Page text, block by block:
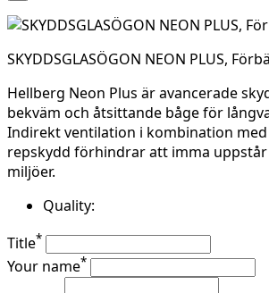
SKYDDSGLASÖGON NEON PLUS,
Hellberg Neon Plus är avancerade
bekväm och åtsittande båge för
Indirekt ventilation i kombination
repskydd förhindrar att imma uppstår
miljöer.
Quality:
Title*
Your name*